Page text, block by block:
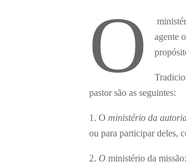
O
agente
pastor são as seguintes:
1. O ministério da
ou para participar deles,
2. O ministério da